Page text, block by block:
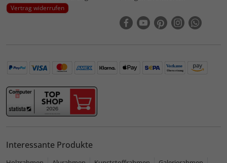
Vertrag widerrufen
Interessante Produkte